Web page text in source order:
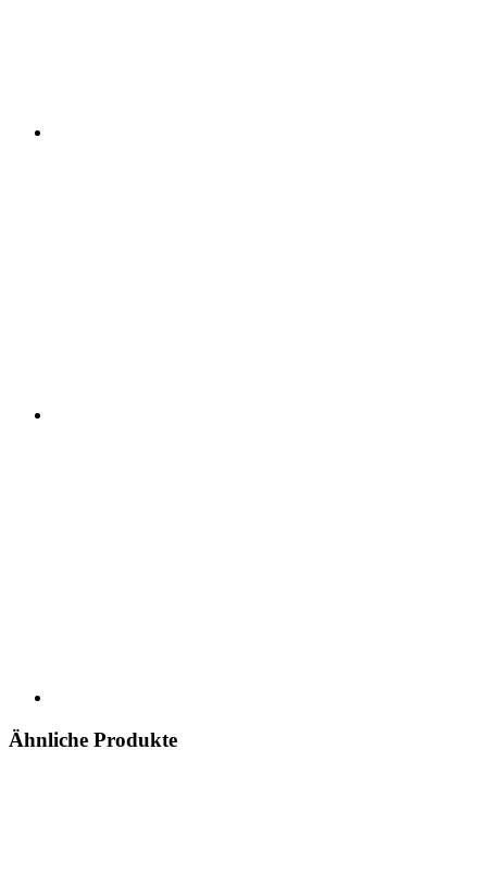
Ähnliche Produkte